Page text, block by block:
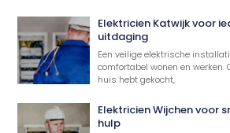
Elektricien Katwijk voor
uitdaging
Een veilige elektrische
comfortabel wonen en werken.
huis hebt gekocht,
Elektricien Wijchen voor
hulp